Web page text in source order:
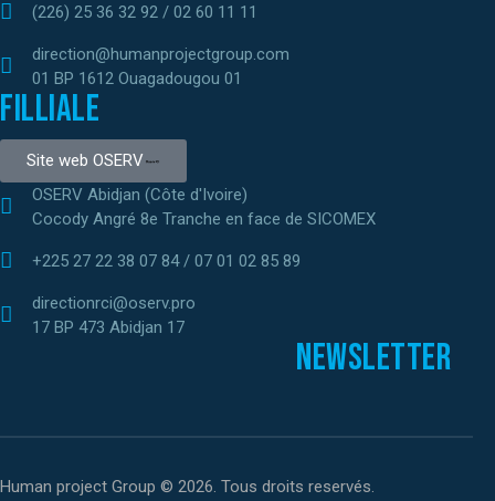
(226) 25 36 32 92 / 02 60 11 11
direction@humanprojectgroup.com
01 BP 1612 Ouagadougou 01
Filliale
Site web OSERV
OSERV Abidjan (Côte d'Ivoire)
Cocody Angré 8e Tranche en face de SICOMEX
+225 27 22 38 07 84 / 07 01 02 85 89
directionrci@oserv.pro
17 BP 473 Abidjan 17
Newsletter
Human project Group © 2026. Tous droits reservés.